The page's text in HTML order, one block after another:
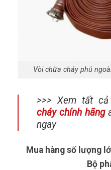
Vòi chữa cháy phủ
>>> Xem tất
cháy chính hãng
ngay
Mua hàng số lượng
Bộ